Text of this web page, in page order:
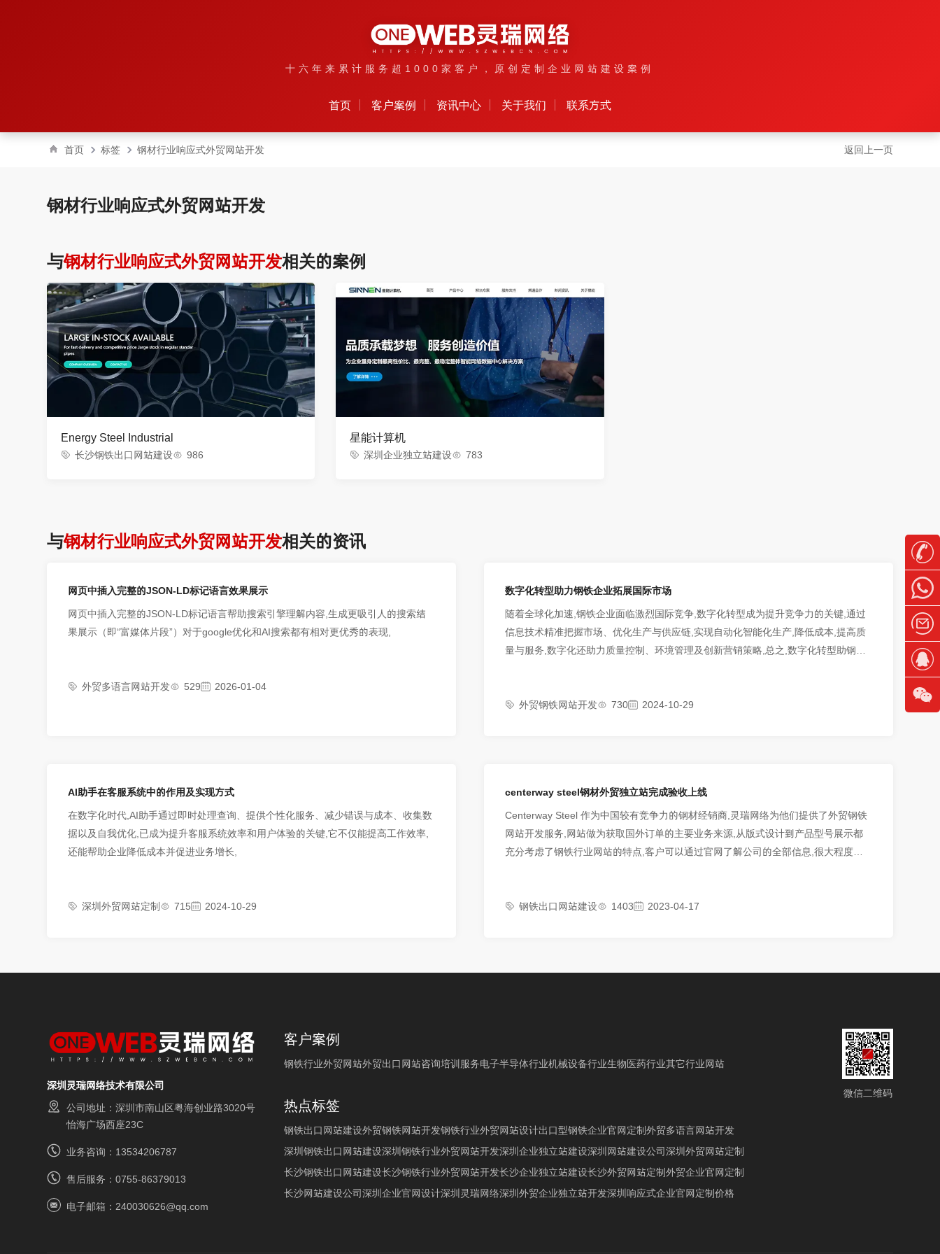
十六年来累计服务超1000家客户，原创定制企业网站建设案例
首页 客户案例 资讯中心 关于我们 联系方式
返回上一页
首页 标签 钢材行业响应式外贸网站开发
钢材行业响应式外贸网站开发
与钢材行业响应式外贸网站开发相关的案例
Energy Steel Industrial
长沙钢铁出口网站建设 986
星能计算机
深圳企业独立站建设 783
与钢材行业响应式外贸网站开发相关的资讯
网页中插入完整的JSON-LD标记语言效果展示
网页中插入完整的JSON-LD标记语言帮助搜索引擎理解内容,生成更吸引人的搜索结
果展示（即“富媒体片段”）对于google优化和AI搜索都有相对更优秀的表现,
外贸多语言网站开发 529 2026-01-04
数字化转型助力钢铁企业拓展国际市场
随着全球化加速,钢铁企业面临激烈国际竞争,数字化转型成为提升竞争力的关键,通过
信息技术精准把握市场、优化生产与供应链,实现自动化智能化生产,降低成本,提高质
量与服务,数字化还助力质量控制、环境管理及创新营销策略,总之,数字化转型助钢铁
外贸钢铁网站开发 730 2024-10-29
AI助手在客服系统中的作用及实现方式
在数字化时代,AI助手通过即时处理查询、提供个性化服务、减少错误与成本、收集数
据以及自我优化,已成为提升客服系统效率和用户体验的关键,它不仅能提高工作效率,
还能帮助企业降低成本并促进业务增长,
深圳外贸网站定制 715 2024-10-29
centerway steel钢材外贸独立站完成验收上线
Centerway Steel 作为中国较有竞争力的钢材经销商,灵瑞网络为他们提供了外贸钢铁
网站开发服务,网站做为获取国外订单的主要业务来源,从版式设计到产品型号展示都
充分考虑了钢铁行业网站的特点,客户可以通过官网了解公司的全部信息,很大程度上
钢铁出口网站建设 1403 2023-04-17
深圳灵瑞网络技术有限公司
公司地址：深圳市南山区粤海创业路3020号
怡海广场西座23C
业务咨询：13534206787
售后服务：0755-86379013
电子邮箱：240030626@qq.com
客户案例
钢铁行业外贸网站外贸出口网站咨询培训服务电子半导体行业机械设备行业生物医药行业其它行业网站
热点标签
钢铁出口网站建设外贸钢铁网站开发钢铁行业外贸网站设计出口型钢铁企业官网定制外贸多语言网站开发
深圳钢铁出口网站建设深圳钢铁行业外贸网站开发深圳企业独立站建设深圳网站建设公司深圳外贸网站定制
长沙钢铁出口网站建设长沙钢铁行业外贸网站开发长沙企业独立站建设长沙外贸网站定制外贸企业官网定制
长沙网站建设公司深圳企业官网设计深圳灵瑞网络深圳外贸企业独立站开发深圳响应式企业官网定制价格
微信二维码